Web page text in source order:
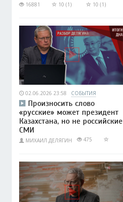
16881
10 (1) 10 (1)
02.06.2026 23:58 СОБЫТИЯ
Произносить слово
«русские» может президент
Казахстана, но не российские
СМИ
МИХАИЛ ДЕЛЯГИН 475